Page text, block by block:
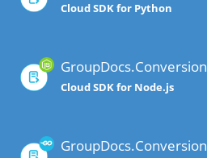
Cloud SDK for Python
GroupDocs.Conversion
Cloud SDK for Node.js
GroupDocs.Conversion